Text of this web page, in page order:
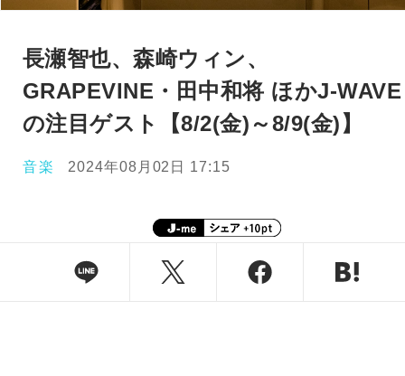
長瀬智也、森崎ウィン、
GRAPEVINE・田中和将 ほかJ-WAVE
の注目ゲスト【8/2(金)～8/9(金)】
音楽 2024年08月02日 17:15